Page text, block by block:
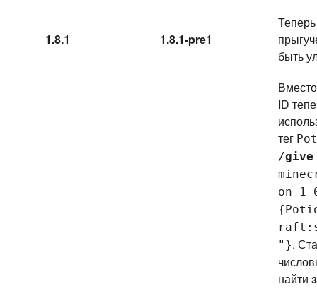
1.8.1 1.8.1-pre1
быть
ID
тег
/give
on 1
"}.
найти